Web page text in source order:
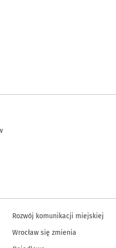
Rozwój komunikacji miejskiej
Wrocław się zmienia